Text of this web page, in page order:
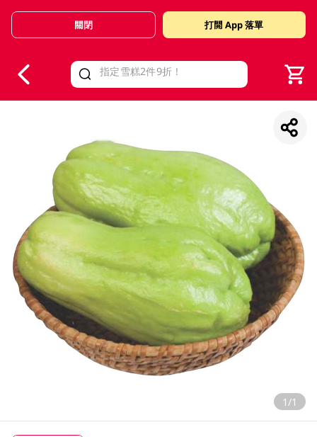
Valid Until 30 June 2026
關閉 打開 App 落單
1/1